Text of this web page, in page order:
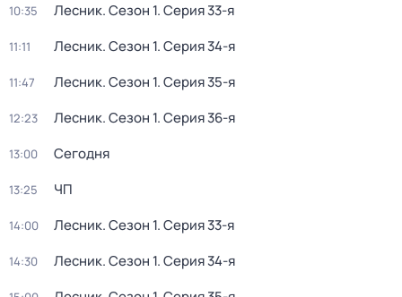
10:35 Лесник. Сезон 1. Серия 33-я
11:11 Лесник. Сезон 1. Серия 34-я
11:47 Лесник. Сезон 1. Серия 35-я
12:23 Лесник. Сезон 1. Серия 36-я
13:00 Сегодня
13:25 ЧП
14:00 Лесник. Сезон 1. Серия 33-я
14:30 Лесник. Сезон 1. Серия 34-я